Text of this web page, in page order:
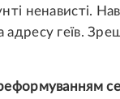
ненависті.
адресу геїв.